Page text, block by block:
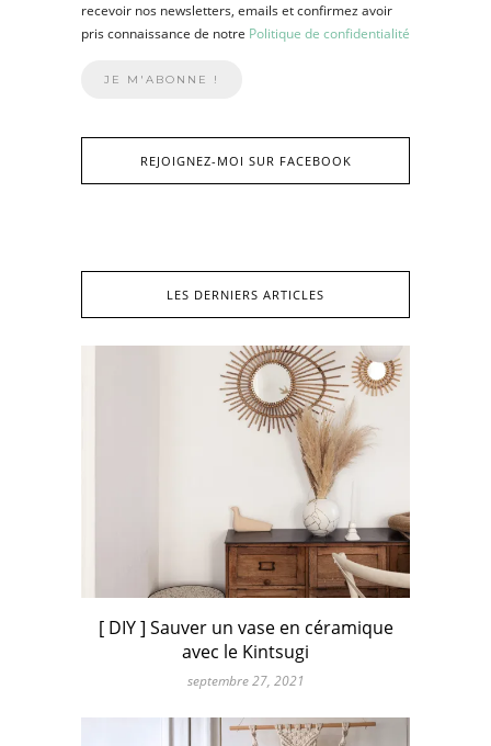
recevoir nos newsletters, emails et confirmez avoir
pris connaissance de notre Politique de confidentialité
REJOIGNEZ-MOI SUR FACEBOOK
LES DERNIERS ARTICLES
[ DIY ] Sauver un vase en céramique
avec le Kintsugi
septembre 27, 2021